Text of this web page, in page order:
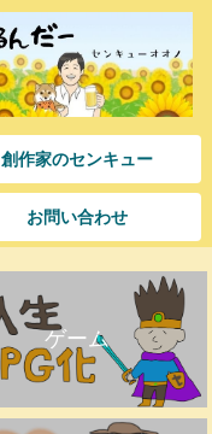
創作家のセンキュー
お問い合わせ
ゲーム